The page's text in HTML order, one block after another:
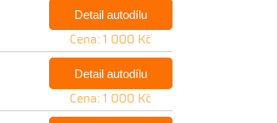
Detail autodílu
Cena: 1 000 Kč
Detail autodílu
Cena: 1 000 Kč